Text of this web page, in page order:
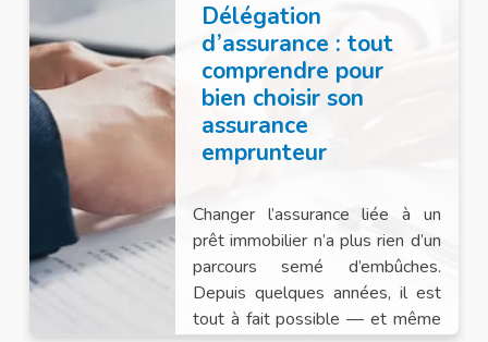
Délégation
d’assurance : tout
comprendre pour
bien choisir son
assurance
emprunteur
Changer l’assurance liée à un
prêt immobilier n’a plus rien d’un
parcours semé d’embûches.
Depuis quelques années, il est
tout à fait possible — et même